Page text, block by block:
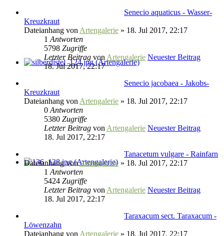
Senecio aquaticus - Wasser-
Kreuzkraut
Dateianhang von Artengalerie » 18. Jul 2017, 22:17
1 Antworten
5798 Zugriffe
Letzter Beitrag von Artengalerie Neuester Beitrag
18. Jul 2017, 22:17
Senecio jacobaea - Jakobs-
Kreuzkraut
Dateianhang von Artengalerie » 18. Jul 2017, 22:17
0 Antworten
5380 Zugriffe
Letzter Beitrag von Artengalerie Neuester Beitrag
18. Jul 2017, 22:17
Tanacetum vulgare - Rainfarn
DateianhangvonArtengalerie » 18. Jul 2017, 22:17
1 Antworten
5424 Zugriffe
Letzter Beitrag von Artengalerie Neuester Beitrag
18. Jul 2017, 22:17
Taraxacum sect. Taraxacum -
Löwenzahn
Dateianhang von Artengalerie » 18. Jul 2017, 22:17